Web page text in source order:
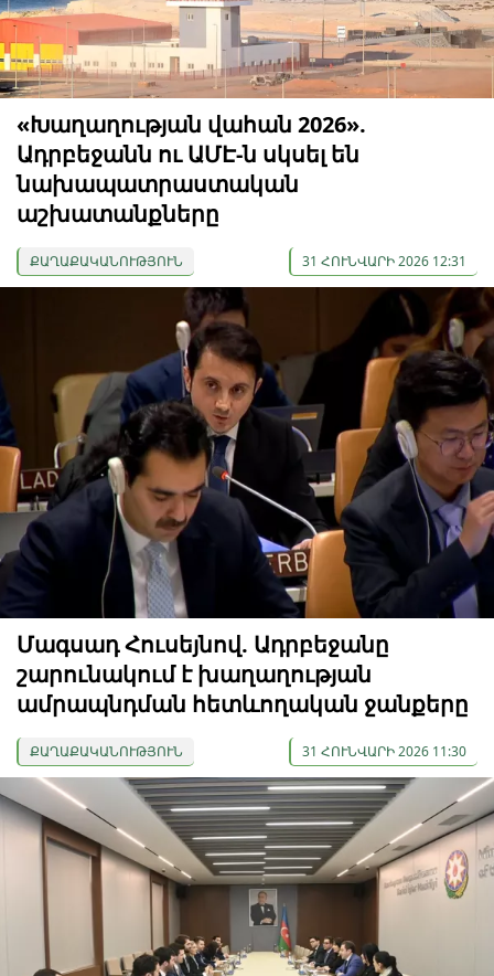
«Խաղաղության վահան 2026».
Ադրբեջանն ու ԱՄԷ-ն սկսել են
նախապատրաստական ​​
աշխատանքները
ՔԱՂԱՔԱԿԱՆՈՒԹՅՈՒՆ 31 ՀՈՒՆՎԱՐԻ 2026 12:31
Մագսադ Հուսեյնով. Ադրբեջանը
շարունակում է խաղաղության
ամրապնդման հետևողական ջանքերը
ՔԱՂԱՔԱԿԱՆՈՒԹՅՈՒՆ 31 ՀՈՒՆՎԱՐԻ 2026 11:30